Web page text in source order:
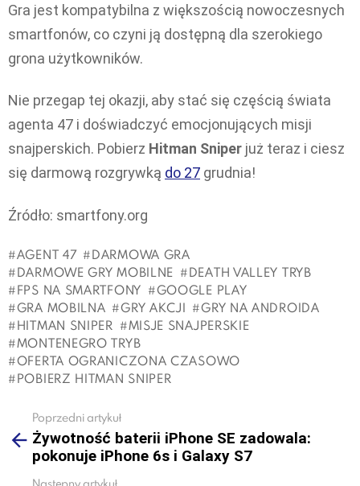
Gra jest kompatybilna z większością nowoczesnych
smartfonów, co czyni ją dostępną dla szerokiego
grona użytkowników.
Nie przegap tej okazji, aby stać się częścią świata
agenta 47 i doświadczyć emocjonujących misji
snajperskich. Pobierz Hitman Sniper już teraz i ciesz
się darmową rozgrywką do 27 grudnia!
Źródło: smartfony.org
AGENT 47
DARMOWA GRA
DARMOWE GRY MOBILNE
DEATH VALLEY TRYB
FPS NA SMARTFONY
GOOGLE PLAY
GRA MOBILNA
GRY AKCJI
GRY NA ANDROIDA
HITMAN SNIPER
MISJE SNAJPERSKIE
MONTENEGRO TRYB
OFERTA OGRANICZONA CZASOWO
POBIERZ HITMAN SNIPER
more
Poprzedni artykuł
Żywotność baterii iPhone SE zadowala:
pokonuje iPhone 6s i Galaxy S7